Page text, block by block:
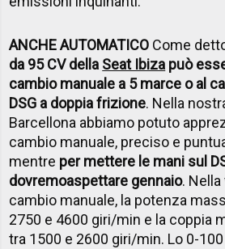
ANCHE AUTOMATICO Come
da 95 CV della Seat Ibiza può
cambio manuale a 5 marce o al
DSG a doppia frizione. Nella
Barcellona abbiamo potuto
cambio manuale, preciso e
mentre per mettere le mani sul
dovremoaspettare gennaio.
cambio manuale, la potenza
2750 e 4600 giri/min e la coppia
tra 1500 e 2600 giri/min. Lo 0-